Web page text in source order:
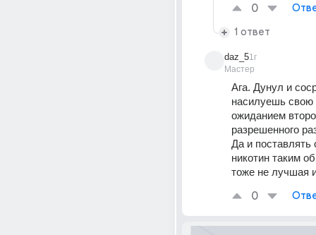
0
1 ответ
daz_5
Мастер
1г
Ага. Дунул и
насилуешь свою
ожиданием
разрешенного
Да и поставлять
никотин таким
тоже не лучшая
0